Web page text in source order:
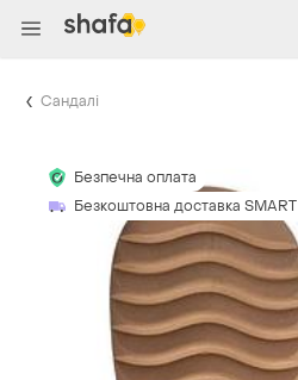
Сандалі
Безпечна оплата
Безкоштовна доставка SMART